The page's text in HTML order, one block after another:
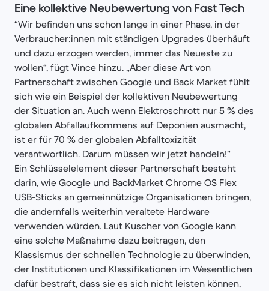
Eine kollektive Neubewertung von Fast Tech
“Wir befinden uns schon lange in einer Phase, in der
Verbraucher:innen mit ständigen Upgrades überhäuft
und dazu erzogen werden, immer das Neueste zu
wollen“, fügt Vince hinzu. „Aber diese Art von
Partnerschaft zwischen Google und Back Market fühlt
sich wie ein Beispiel der kollektiven Neubewertung
der Situation an. Auch wenn Elektroschrott nur 5 % des
globalen Abfallaufkommens auf Deponien ausmacht,
ist er für 70 % der globalen Abfalltoxizität
verantwortlich. Darum müssen wir jetzt handeln!”
Ein Schlüsselelement dieser Partnerschaft besteht
darin, wie Google und BackMarket Chrome OS Flex
USB-Sticks an gemeinnützige Organisationen bringen,
die andernfalls weiterhin veraltete Hardware
verwenden würden. Laut Kuscher von Google kann
eine solche Maßnahme dazu beitragen, den
Klassismus der schnellen Technologie zu überwinden,
der Institutionen und Klassifikationen im Wesentlichen
dafür bestraft, dass sie es sich nicht leisten können,